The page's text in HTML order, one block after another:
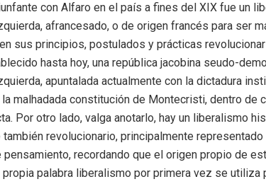
con Alfaro en el país a fines del XIX fue un
afrancesado, o de origen francés para ser
sus principios, postulados y prácticas
hasta hoy, una república jacobina seudo-
apuntalada actualmente con la dictadura
malhadada constitución de Montecristi, dentro de
Por otro lado, valga anotarlo, hay un liberalismo
también revolucionario, principalmente
recordando que el origen propio de
propia palabra liberalismo por primera vez se